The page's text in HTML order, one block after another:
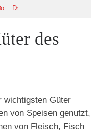
Dr
des
wichtigsten Güter
von Speisen genutzt,
von Fleisch, Fisch